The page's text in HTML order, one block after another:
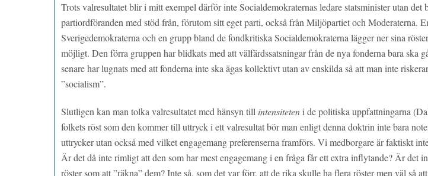
Trots valresultatet blir i mitt exempel därför inte Socialdemokraternas ledare statsminister utan det
partiordföranden med stöd från, förutom sitt eget parti, också från Miljöpartiet och Moderaterna.
Sverigedemokraterna och en grupp bland de fondkritiska Socialdemokraterna lägger ner sina
möjligt. Den förra gruppen har blidkats med att välfärdssatsningar från de nya fonderna bara ska
senare har lugnats med att fonderna inte ska ägas kollektivt utan av enskilda så att man inte
”socialism”.
Slutligen kan man tolka valresultatet med hänsyn till intensiteteni de politiska uppfattningarna
folkets röst som den kommer till uttryck i ett valresultat bör man enligt denna doktrin inte bara
uttrycker utan också med vilket engagemang preferenserna framförs. Vi medborgare är faktiskt
Är det då inte rimligt att den som har mest engagemang i en fråga får ett extra inflytande? Är det
röster som att ”räkna” dem? Inte så, som det var förr, att de rika skulle ha flera röster men väl så